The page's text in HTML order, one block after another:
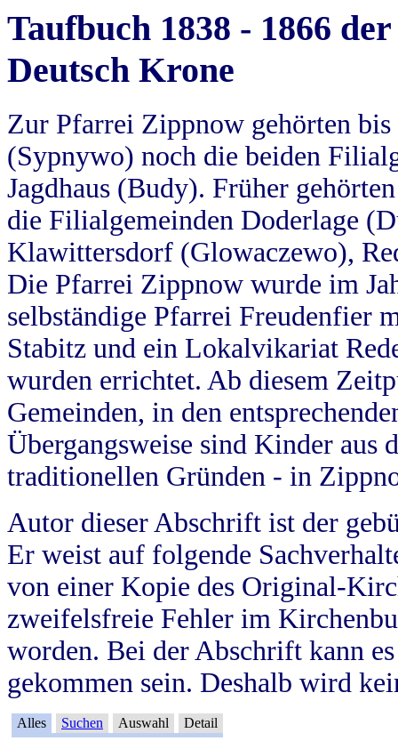
Taufbuch 1838 - 1866
Deutsch Krone
Zur Pfarrei Zippnow gehörten
(Sypnywo) noch die beiden
Jagdhaus (Budy). Früher
die Filialgemeinden Doderlage
Klawittersdorf (Glowaczewo),
Die Pfarrei Zippnow wurde im
selbständige Pfarrei Freudenfier
Stabitz und ein Lokalvikariat
wurden errichtet. Ab diesem
Gemeinden, in den
Übergangsweise sind Kinder aus
traditionellen Gründen - in
Autor dieser Abschrift ist der
Er weist auf folgende
von einer Kopie des Original-
zweifelsfreie Fehler im
worden. Bei der Abschrift kann
gekommen sein. Deshalb wird
Alles Suchen Auswahl Detail